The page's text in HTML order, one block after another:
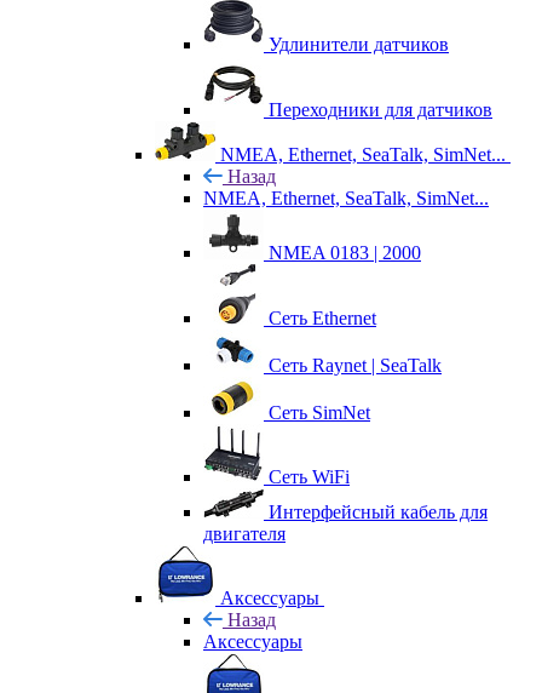
Удлинители датчиков
Переходники для датчиков
NMEA, Ethernet, SeaTalk, SimNet...
Назад
NMEA, Ethernet, SeaTalk, SimNet...
NMEA 0183 | 2000
Сеть Ethernet
Сеть Raynet | SeaTalk
Сеть SimNet
Сеть WiFi
Интерфейсный кабель для
двигателя
Аксессуары
Назад
Аксессуары